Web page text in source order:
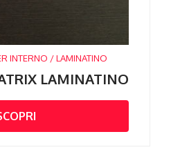
INTERNO / LAMINATINO
LAMINATINO